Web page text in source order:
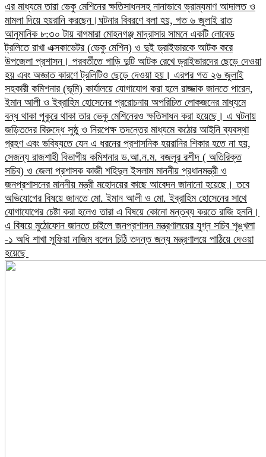
এর মাধ্যমে তারা ভেকু মেশিনের ক্ষতিসাধনসহ নানাভাবে ভ্রাম্যমাণ আদালত ও
মামলা দিয়ে হয়রানি করছেন।​ঘটনার বিবরণে বলা হয়, গত ৬ জুলাই রাত
আনুমানিক ৮:৩০ টায় বাগমারা মোহনগঞ্জ মাদ্রাসার সামনে একটি লোবেড
ট্রলিতে রাখা এক্সকাভেটর (ভেকু মেশিন) ও দুই ড্রাইভারকে আটক করে
উপজেলা প্রশাসন। পরবর্তীতে গাড়ি দুটি আটক রেখে ড্রাইভারদের ছেড়ে দেওয়া
হয় এবং অজ্ঞাত কারণে ট্রলিটিও ছেড়ে দেওয়া হয়। এরপর গত ২৬ জুলাই
সহকারী কমিশনার (ভূমি) কার্যালয়ে যোগাযোগ করা হলে রাজ্জাক জানতে পারেন,
ইমান আলী ও ইব্রাহিম হোসেনের প্ররোচনায় অপরিচিত লোকজনের মাধ্যমে
বন্ধ থাকা পুকুরে থাকা তার ভেকু মেশিনেরও ক্ষতিসাধন করা হয়েছে।​ এ ঘটনায়
জড়িতদের বিরুদ্ধে সুষ্ঠু ও নিরপেক্ষ তদন্তের মাধ্যমে কঠোর আইনি ব্যবস্থা
গ্রহণ এবং ভবিষ্যতে যেন এ ধরনের প্রশাসনিক হয়রানির শিকার হতে না হয়,
সেজন্য রাজশাহী বিভাগীয় কমিশনার ড.আ.ন.ম. বজলুর রশীদ ( অতিরিক্ত
সচিব) ও জেলা প্রশাসক কাজী শহিদুল ইসলাম মাননীয় প্রধানমন্ত্রী ও
জনপ্রশাসনের মাননীয় মন্ত্রী মহোদয়ের কাছে আবেদন জানানো হয়েছে।​ তবে
অভিযোগের বিষয়ে জানতে মো. ইমান আলী ও মো. ইব্রাহিম হোসেনের সাথে
যোগাযোগের চেষ্টা করা হলেও তারা এ বিষয়ে কোনো মন্তব্য করতে রাজি হননি।
এ বিষয়ে মুঠোফোন জানতে চাইলে জনপ্রশাসন মন্ত্রণালয়ের যুগ্ন সচিব শৃঙ্খলা
-১ অধি শাখা সুফিয়া নাজিম বলেন চিঠি তদন্ত জন্য মন্ত্রণালয়ে পাঠিয়ে দেওয়া
হয়েছে ​